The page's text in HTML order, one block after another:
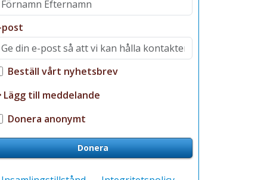
post
Beställ vårt nyhetsbrev
Lägg till meddelande
Donera anonymt
Donera